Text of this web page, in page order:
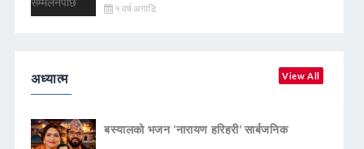
१ वर्ष अगाडि
अध्यात्म View All
बस्यालको भजन ‘नारायण हरिहरी’ सार्बजनिक